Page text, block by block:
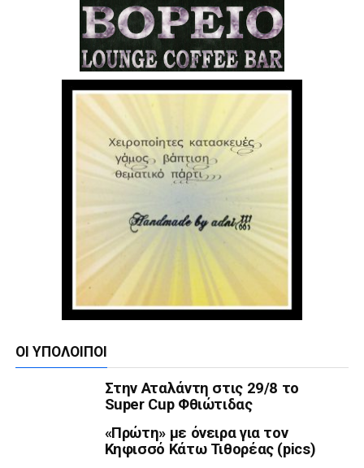
ΟΙ ΥΠΌΛΟΙΠΟΙ
Στην Αταλάντη στις 29/8 το
Super Cup Φθιώτιδας
«Πρώτη» με όνειρα για τον
Κηφισσό Κάτω Τιθορέας (pics)